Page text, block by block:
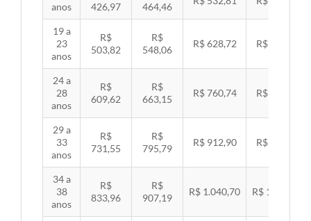
anos 426,97 464,46
19 a
23
anos
R$
503,82
R$
548,06
R$ 628,72 R$ 647,89
24 a
28
anos
R$
609,62
R$
663,15
R$ 760,74 R$ 783,94
29 a
33
anos
R$
731,55
R$
795,79
R$ 912,90 R$ 940,74
34 a
38
anos
R$
833,96
R$
907,19
R$ 1.040,70 R$ 1.072,43